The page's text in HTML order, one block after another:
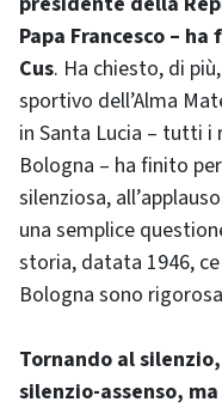
Papa Francesco –
Cus. Ha chiesto, di
sportivo dell’Alma
in Santa Lucia – tutti i
Bologna – ha finito
silenziosa,
una semplice
storia, datata 1946,
Bologna sono
Tornando al
silenzio-assenso,